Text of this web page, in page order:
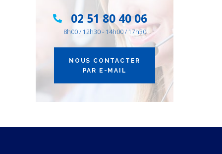
02 51 80 40 06
8h00 / 12h30 - 14h00 / 17h30
NOUS CONTACTER
PAR E-MAIL